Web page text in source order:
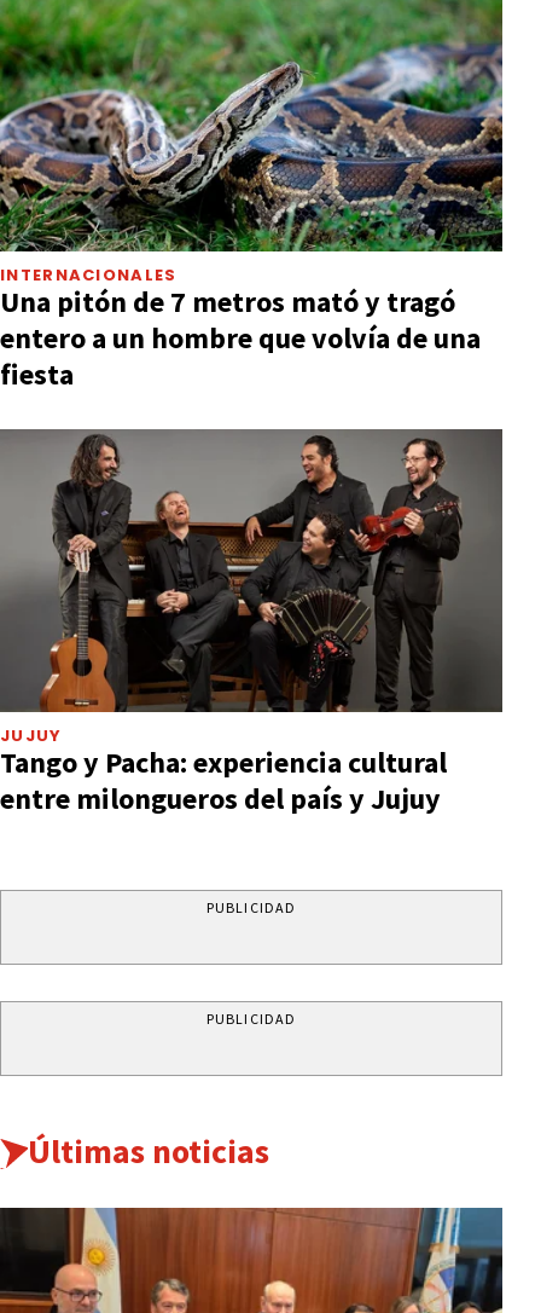
INTERNACIONALES
Una pitón de 7 metros mató y tragó
entero a un hombre que volvía de una
fiesta
JUJUY
Tango y Pacha: experiencia cultural
entre milongueros del país y Jujuy
PUBLICIDAD
PUBLICIDAD
Últimas noticias